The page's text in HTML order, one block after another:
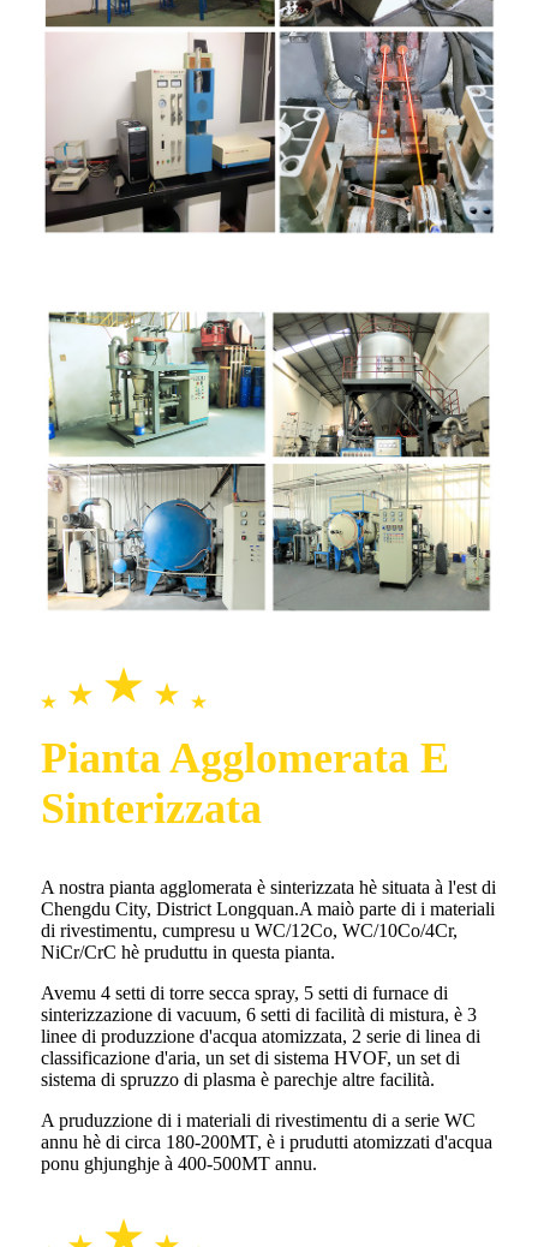
Pianta Agglomerata E
Sinterizzata
A nostra pianta agglomerata è sinterizzata hè situata à l'est di
Chengdu City, District Longquan.A maiò parte di i materiali
di rivestimentu, cumpresu u WC/12Co, WC/10Co/4Cr,
NiCr/CrC hè pruduttu in questa pianta.
Avemu 4 setti di torre secca spray, 5 setti di furnace di
sinterizzazione di vacuum, 6 setti di facilità di mistura, è 3
linee di produzzione d'acqua atomizzata, 2 serie di linea di
classificazione d'aria, un set di sistema HVOF, un set di
sistema di spruzzo di plasma è parechje altre facilità.
A pruduzzione di i materiali di rivestimentu di a serie WC
annu hè di circa 180-200MT, è i prudutti atomizzati d'acqua
ponu ghjunghje à 400-500MT annu.